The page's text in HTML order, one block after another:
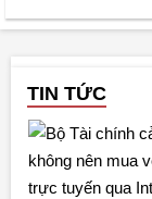
TIN TỨC